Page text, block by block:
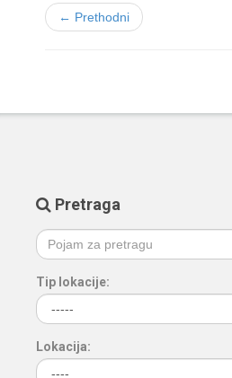
← Prethodni
Pretraga
Tip lokacije:
Lokacija: